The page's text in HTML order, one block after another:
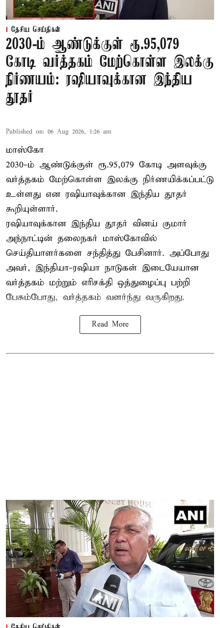
தேசிய செய்திகள்
2030-ம் ஆண்டுக்குள் ரூ.95,079
கோடி வர்த்தகம் மேற்கொள்ள இலக்கு
நிர்ணயம்: ரஷியாவுக்கான இந்திய
தூதர்
Published on: 06 Aug 2026, 1:26 am
மாஸ்கோ
2030-ம் ஆண்டுக்குள் ரூ.95,079 கோடி அளவுக்கு
வர்த்தகம் மேற்கொள்ள இலக்கு நிர்ணயிக்கப்பட்டு
உள்ளது என ரஷியாவுக்கான இந்திய தூதர்
கூறியுள்ளார்.
ரஷியாவுக்கான இந்திய தூதர் வினய் குமார்
அந்நாட்டின் தலைநகர் மாஸ்கோவில்
செய்தியாளர்களை சந்தித்து பேசினார். அப்போது
அவர், இந்தியா-ரஷியா நாடுகள் இடையேயான
வர்த்தகம் மற்றும் எரிசக்தி ஒத்துழைப்பு பற்றி
பேசும்போது, வர்த்தகம் வளர்ந்து வருகிறது.
Read More